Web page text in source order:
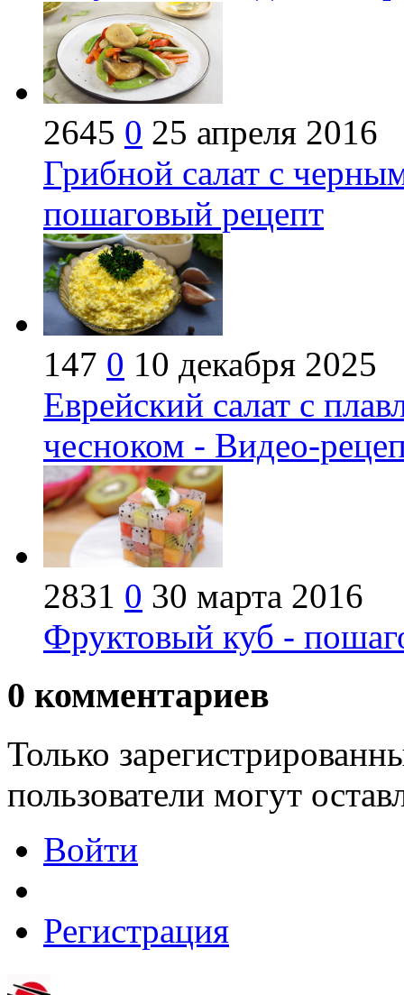
2645 0 25 апреля 2016
Грибной салат с
пошаговый рецепт
147 0 10 декабря 2025
Еврейский салат с
чесноком - Видео-
2831 0 30 марта 2016
Фруктовый куб -
0 комментариев
Только
пользователи могут
Войти
Регистрация